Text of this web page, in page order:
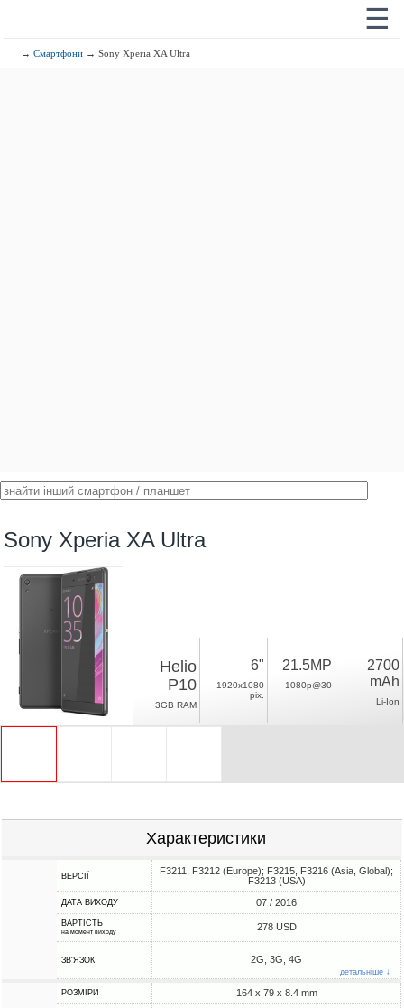
☰
→Смартфони → Sony Xperia XA Ultra
Sony Xperia XA Ultra
Helio
P10
3GB RAM
6"
1920x1080
pix.
21.5MP
1080p@30
2700
mAh
Li-Ion
Характеристики
ВЕРСІЇ
F3211, F3212 (Europe); F3215, F3216 (Asia, Global);
F3213 (USA)
ДАТА ВИХОДУ 07 / 2016
ВАРТІСТЬ
на момент виходу 278 USD
ЗВ'ЯЗОК 2G, 3G, 4G
детальніше ↓
РОЗМІРИ 164 x 79 x 8.4 mm